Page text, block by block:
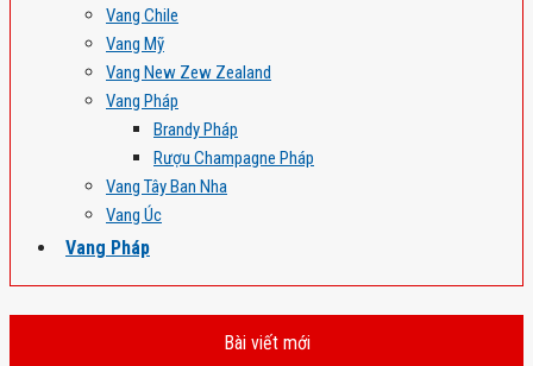
Vang Chile
Vang Mỹ
Vang New Zew Zealand
Vang Pháp
Brandy Pháp
Rượu Champagne Pháp
Vang Tây Ban Nha
Vang Úc
Vang Pháp
Bài viết mới